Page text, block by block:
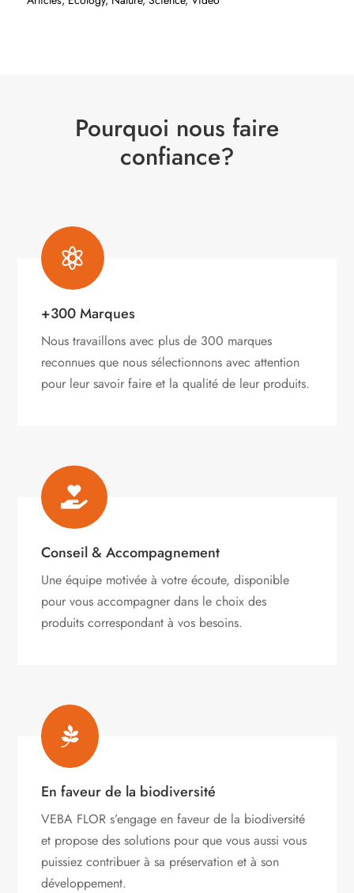
Pourquoi nous faire
confiance?

+300 Marques
Nous travaillons avec plus de 300 marques
reconnues que nous sélectionnons avec attention
pour leur savoir faire et la qualité de leur produits.

Conseil & Accompagnement
Une équipe motivée à votre écoute, disponible
pour vous accompagner dans le choix des
produits correspondant à vos besoins.

En faveur de la biodiversité
VEBA FLOR s’engageen faveur de la biodiversité
et propose des solutions pour que vous aussi vous
puissiez contribuer à sa préservation et à son
développement.